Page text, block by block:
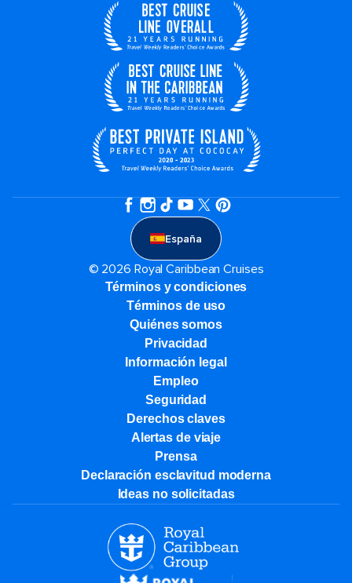
España
© 2026 Royal Caribbean Cruises
Términos y condiciones
Términos de uso
Quiénes somos
Privacidad
Información legal
Empleo
Seguridad
Derechos claves
Alertas de viaje
Prensa
Declaración esclavitud moderna
Ideas no solicitadas